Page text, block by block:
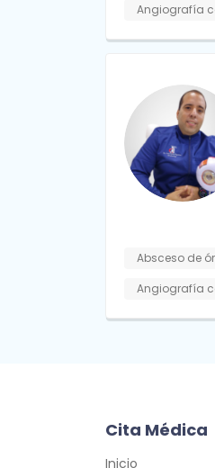
Angiografía
Absceso de
Angiografía
Cita Médica
Inicio